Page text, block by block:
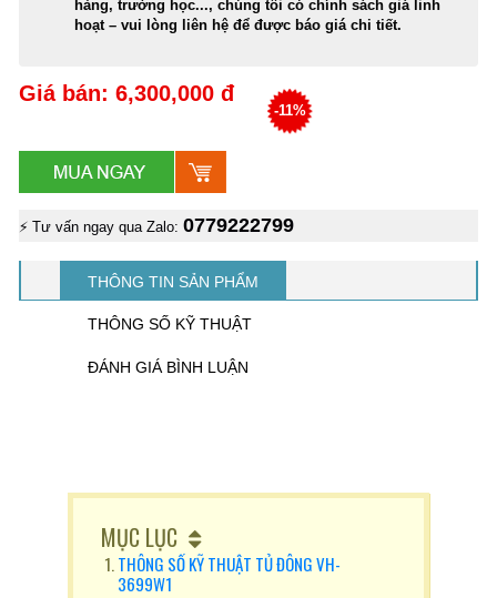
hàng, trường học..., chúng tôi có chính sách giá linh
hoạt – vui lòng liên hệ để được báo giá chi tiết.
Giá bán: 6,300,000 đ
-11%
⚡ Tư vấn ngay qua Zalo: 0779222799
THÔNG TIN SẢN PHẨM
THÔNG SỐ KỸ THUẬT
ĐÁNH GIÁ BÌNH LUẬN
MỤC LỤC
THÔNG SỐ KỸ THUẬT TỦ ĐÔNG VH-
3699W1